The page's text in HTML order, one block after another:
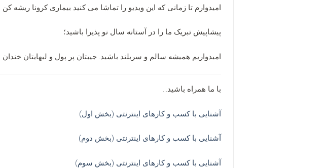
امیدوارم تا زمانی که این ویدیو را تماشا می کنید بیماری کرونا ریشه
پیشاپیش تبریک ما را در آستانه سال نو پذیرا باشید؛
امیدواریم همیشه سالم و سربلند باشید. جیبتان پر پول و لبهایتان خندان
با ما همراه باشید…
آشنایی با کسب و کارهای اینترنتی (بخش اول)
آشنایی با کسب و کارهای اینترنتی (بخش دوم)
آشنایی با کسب و کارهای اینترنتی (بخش سوم)